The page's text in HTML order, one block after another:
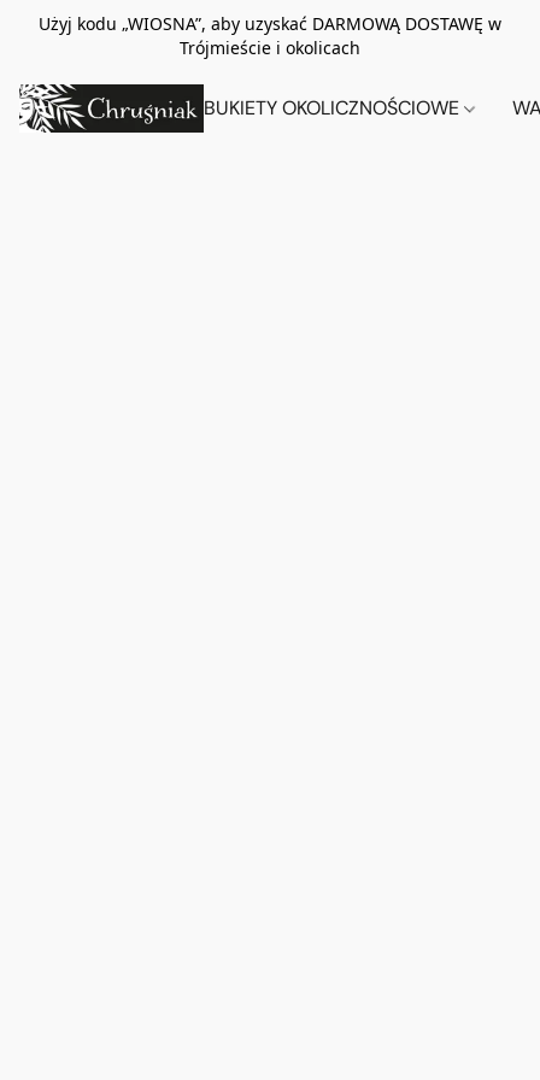
Użyj kodu „WIOSNA”, aby uzyskać DARMOWĄ DOSTAWĘ w
Trójmieście i okolicach
BUKIETY OKOLICZNOŚCIOWE